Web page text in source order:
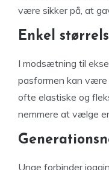
være sikker på, at
Enkel
I modsætning til
pasformen kan
ofte elastiske og
nemmere at vælge
Unge forbinder